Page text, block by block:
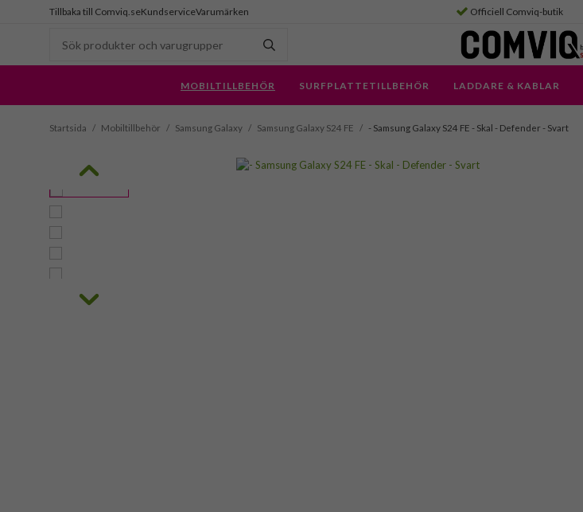
Tillbaka till Comviq.seKundserviceVarumärken Officiell Comviq-butik
MOBILTILLBEHÖR SURFPLATTETILLBEHÖR LADDARE & KABLAR
Startsida / Mobiltillbehör / Samsung Galaxy / Samsung Galaxy S24 FE / - Samsung Galaxy S24 FE - Skal - Defender - Svart